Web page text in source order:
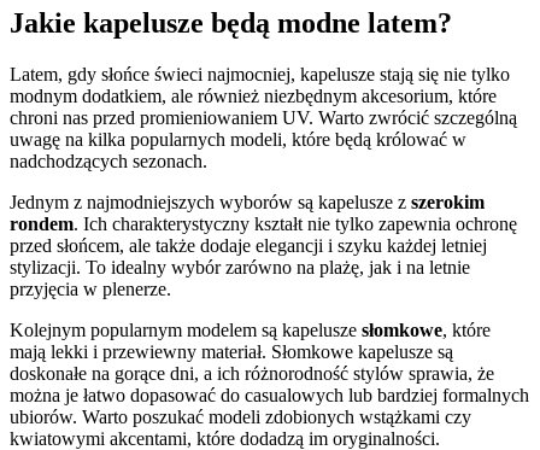
Jakie kapelusze będą modne latem?
Latem, gdy słońce świeci najmocniej, kapelusze stają się nie tylko
modnym dodatkiem, ale również niezbędnym akcesorium, które
chroni nas przed promieniowaniem UV. Warto zwrócić szczególną
uwagę na kilka popularnych modeli, które będą królować w
nadchodzących sezonach.
Jednym z najmodniejszych wyborów są kapelusze z szerokim
rondem. Ich charakterystyczny kształt nie tylko zapewnia ochronę
przed słońcem, ale także dodaje elegancji i szyku każdej letniej
stylizacji. To idealny wybór zarówno na plażę, jak i na letnie
przyjęcia w plenerze.
Kolejnym popularnym modelem są kapelusze słomkowe, które
mają lekki i przewiewny materiał. Słomkowe kapelusze są
doskonałe na gorące dni, a ich różnorodność stylów sprawia, że
można je łatwo dopasować do casualowych lub bardziej formalnych
ubiorów. Warto poszukać modeli zdobionych wstążkami czy
kwiatowymi akcentami, które dodadzą im oryginalności.